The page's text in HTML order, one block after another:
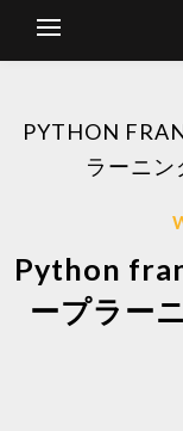
PYTHON
ラーニ
Python
ープラー